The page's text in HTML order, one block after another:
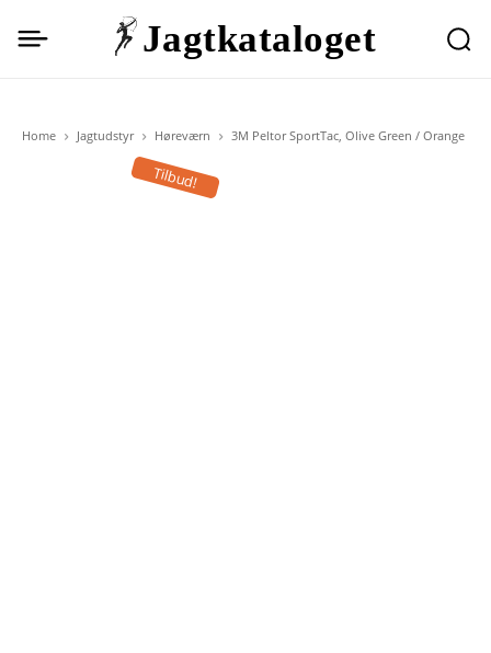
Jagtkataloget
Home Jagtudstyr Høreværn 3M Peltor SportTac, Olive Green / Orange
Tilbud!